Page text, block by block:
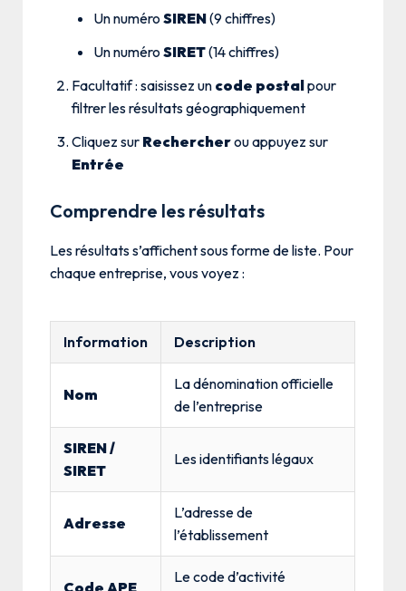
Un numéro SIREN(9 chiffres)
Un numéro SIRET(14 chiffres)
Facultatif : saisissez un code postalpour
filtrer les résultats géographiquement
Cliquez sur Rechercherou appuyez sur
Entrée
Comprendre les résultats
Les résultats s’affichent sous forme de liste. Pour
chaque entreprise, vous voyez :
Information Description
Nom
La dénomination officielle
de l’entreprise
SIREN /
SIRET
Les identifiants légaux
Adresse
L’adresse de
l’établissement
Code APE
Le code d’activité